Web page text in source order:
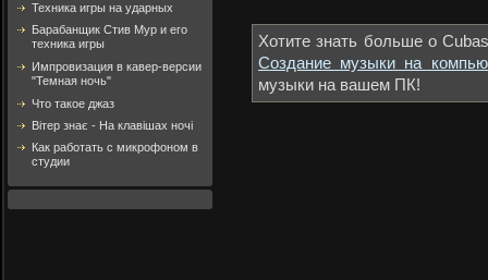
Техника игры на ударных
Барабанщик Стив Мур и его
техника игры
Импровизация в кавер-версии
"Темная ночь"
Что такое джаз
Вітер знає - На клавішах ночі
Как работать с микрофоном в
студии
Хотите знать больше о
Создание музыки на
музыки на вашем ПК!